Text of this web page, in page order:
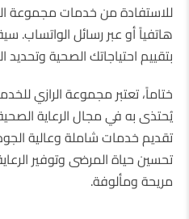
للاستفادة من خدمات مجموعة
هاتفياً أو عبر رسائل الواتساب.
بتقييم احتياجاتك الصحية
ختاماً، تعتبر مجموعة الرازي
يُحتذى به في مجال الرعاية
تقديم خدمات شاملة وعالية
تحسين حياة المرضى وتوفير
مريحة ومألوفة.